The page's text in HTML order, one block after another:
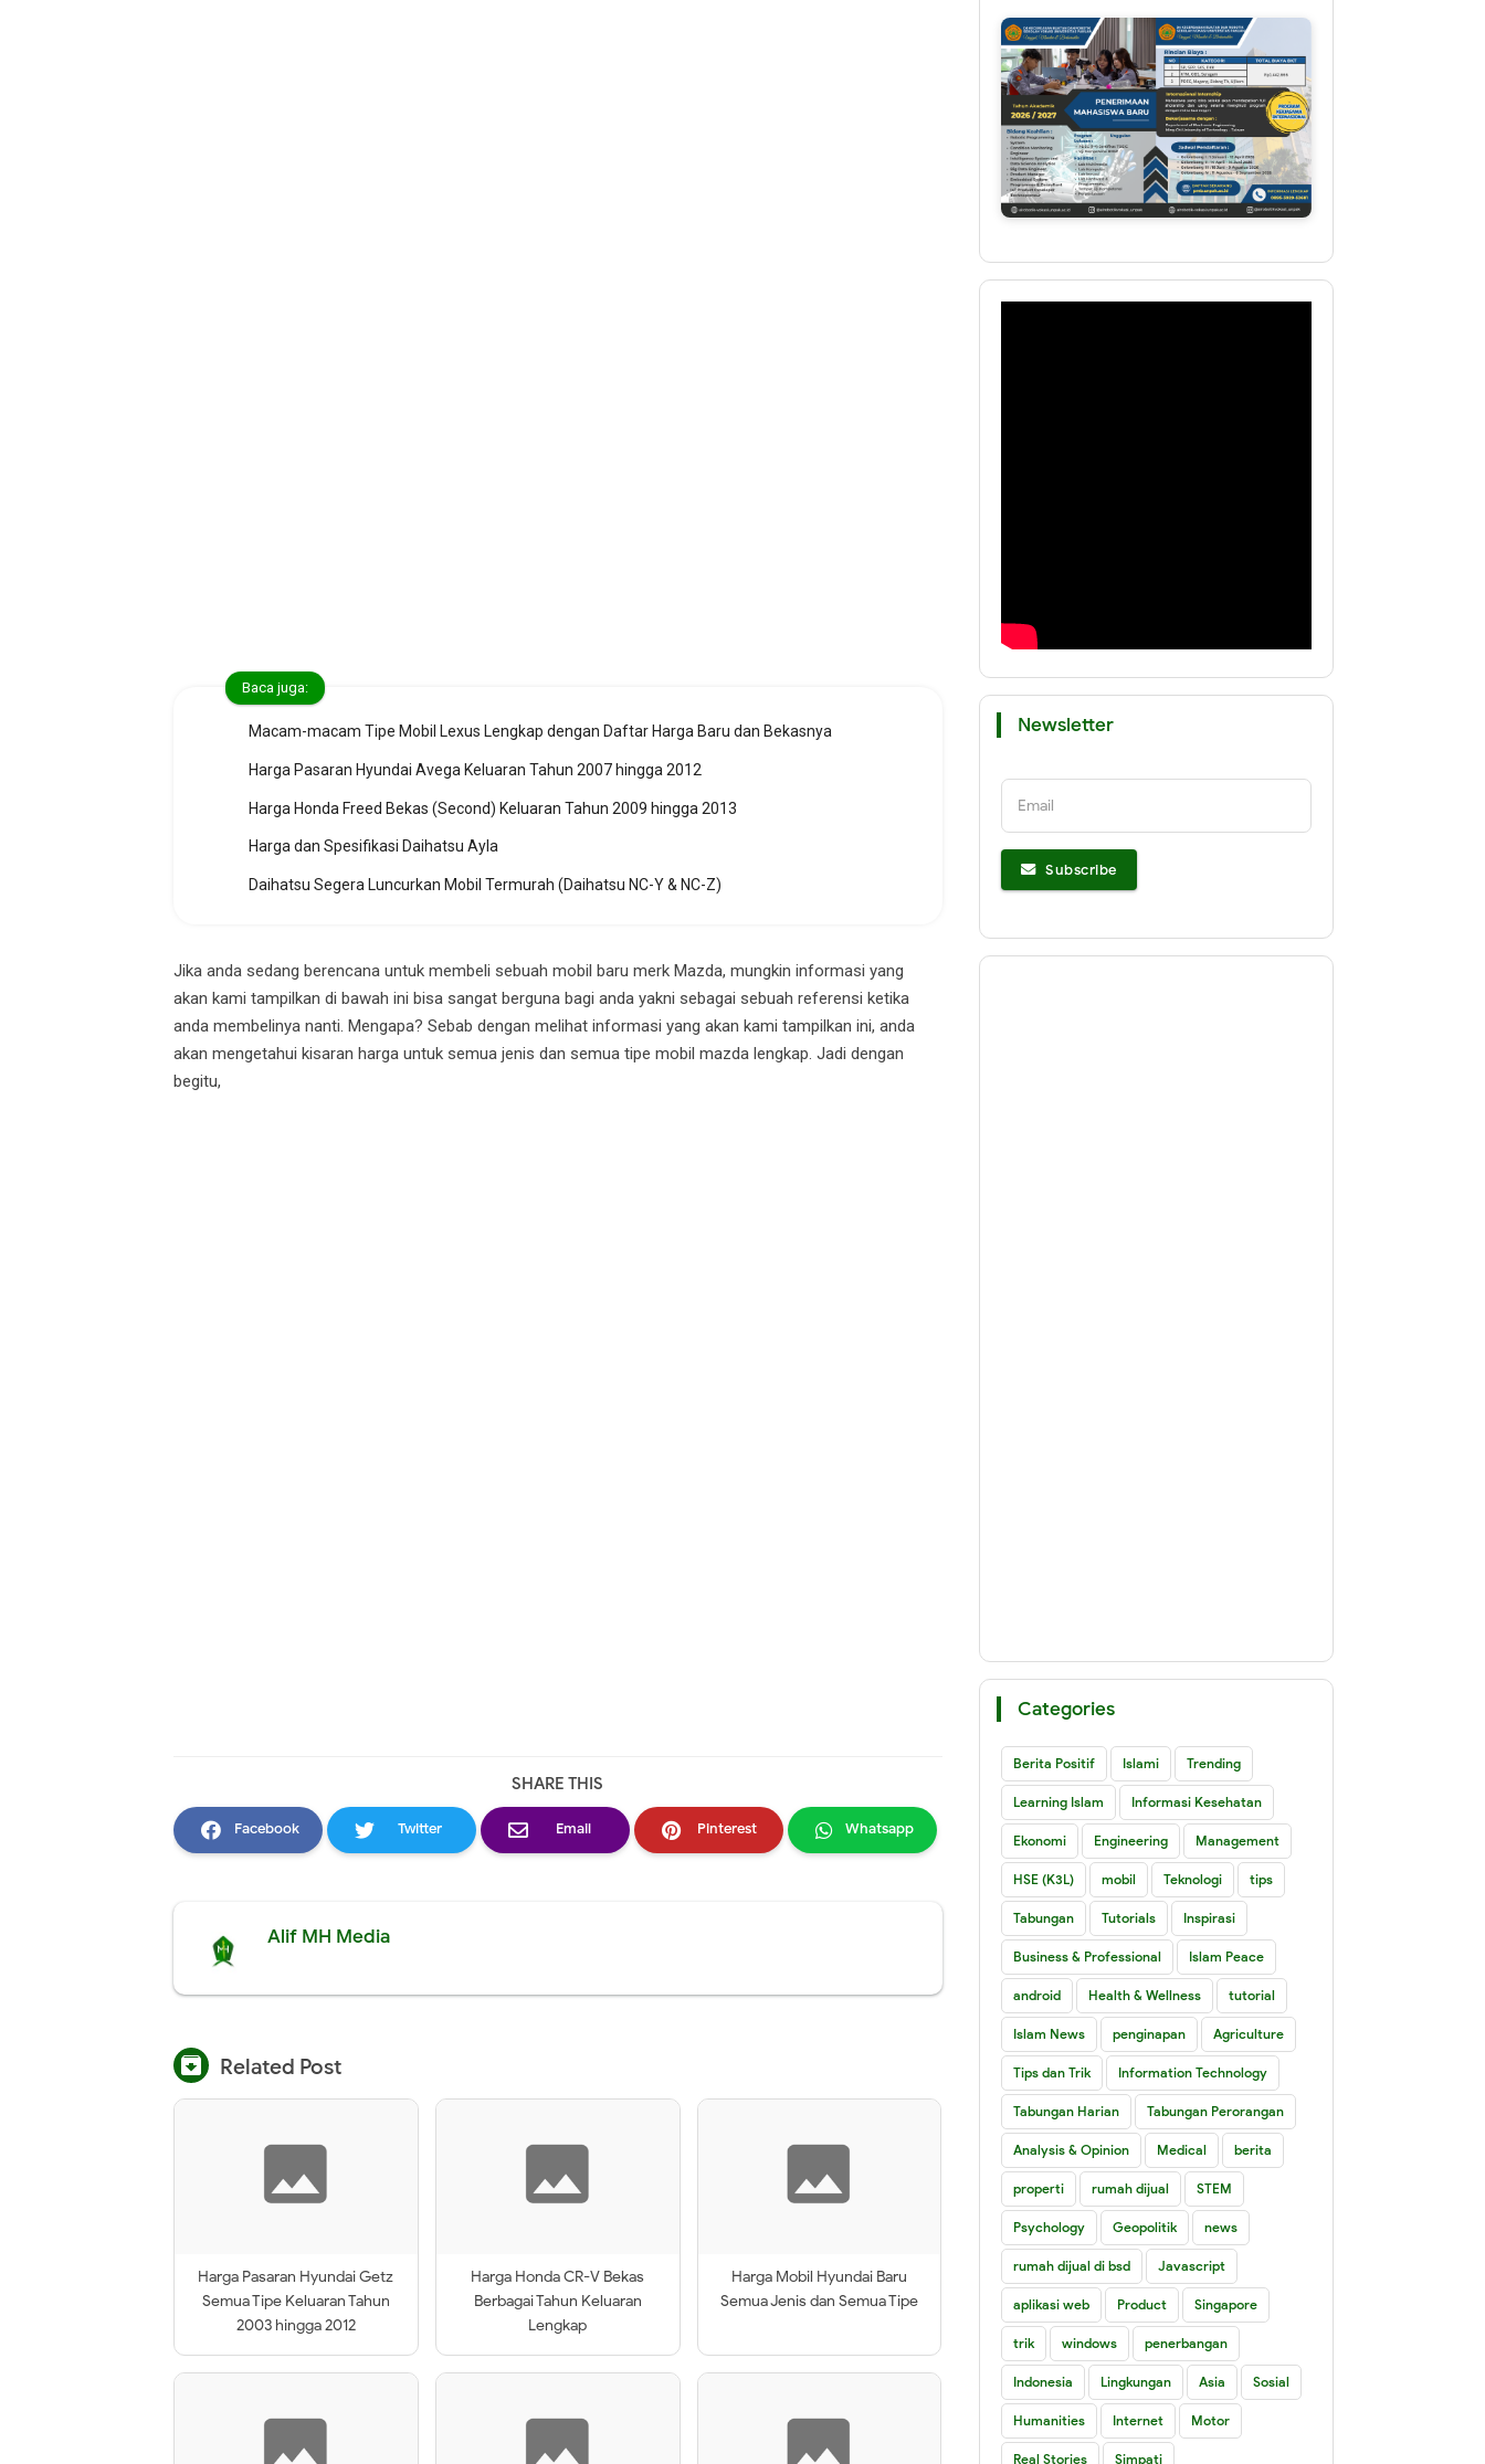
Baca juga:
Macam-macam Tipe Mobil Lexus Lengkap dengan Daftar Harga Baru dan Bekasnya
Harga Pasaran Hyundai Avega Keluaran Tahun 2007 hingga 2012
Harga Honda Freed Bekas (Second) Keluaran Tahun 2009 hingga 2013
Harga dan Spesifikasi Daihatsu Ayla
Daihatsu Segera Luncurkan Mobil Termurah (Daihatsu NC-Y & NC-Z)
Jika anda sedang berencana untuk membeli sebuah mobil baru merk Mazda, mungkin informasi yang
akan kami tampilkan di bawah ini bisa sangat berguna bagi anda yakni sebagai sebuah referensi ketika
anda membelinya nanti. Mengapa? Sebab dengan melihat informasi yang akan kami tampilkan ini, anda
akan mengetahui kisaran harga untuk semua jenis dan semua tipe mobil mazda lengkap. Jadi dengan
begitu,
SHARE THIS
Facebook Twitter Email Pinterest Whatsapp
Alif MH Media
 Related Post
Harga Pasaran Hyundai Getz
Semua Tipe Keluaran Tahun
2003 hingga 2012
Harga Honda CR-V Bekas
Berbagai Tahun Keluaran
Lengkap
Harga Mobil Hyundai Baru
Semua Jenis dan Semua Tipe
Newsletter
Email
Subscribe
Categories
Berita Positif Islami Trending
Learning Islam Informasi Kesehatan
Ekonomi Engineering Management
HSE (K3L) mobil Teknologi tips
Tabungan Tutorials Inspirasi
Business & Professional Islam Peace
android Health & Wellness tutorial
Islam News penginapan Agriculture
Tips dan Trik Information Technology
Tabungan Harian Tabungan Perorangan
Analysis & Opinion Medical berita
properti rumah dijual STEM
Psychology Geopolitik news
rumah dijual di bsd Javascript
aplikasi web Product Singapore
trik windows penerbangan
Indonesia Lingkungan Asia Sosial
Humanities Internet Motor
Real Stories Simpati